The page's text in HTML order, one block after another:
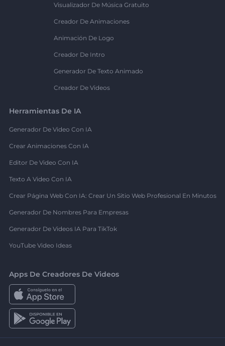
Visualizador De Música Gratuito
Creador De Animaciones
Animación De Logo
Creador De Intro
Generador De Texto Animado
Creador De Videos
Herramientas De IA
Generador De Video Con IA
Crear Animaciones Con IA
Editor De Video Con IA
Texto A Video Con IA
Crear Página Web Con IA: Crear Un Sitio Web Profesional En Minutos
Generador De Nombres Para Empresas
Generador De Videos IA Para TikTok
YouTube Video Ideas
Apps De Creadores De Videos